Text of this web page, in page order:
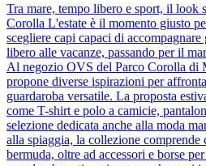
Tra mare, tempo libero e sport, il look
Corolla L'estate è il momento giusto
scegliere capi capaci di
libero alle vacanze, passando per il
Al negozio OVS del Parco Corolla di
propone diverse ispirazioni per
guardaroba versatile. La proposta
come T-shirt e polo a camicie,
selezione dedicata anche alla moda
alla spiaggia, la collezione comprende
bermuda, oltre ad accessori e borse